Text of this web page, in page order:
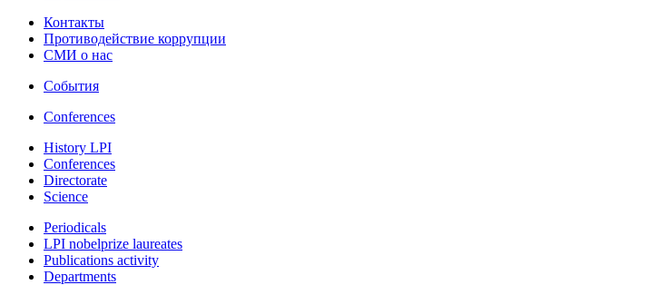
Контакты
Противодействие коррупции
СМИ о нас
События
Conferences
History LPI
Conferences
Directorate
Science
Periodicals
LPI nobelprize laureates
Publications activity
Departments